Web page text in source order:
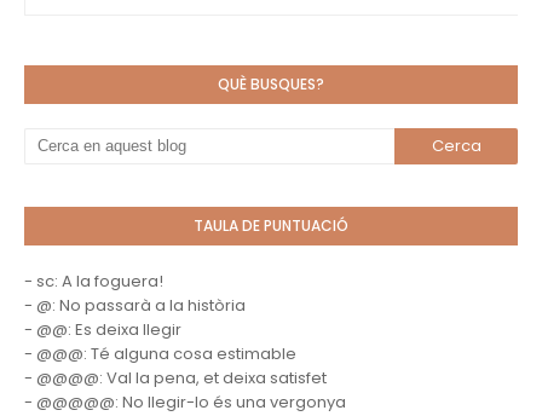
QUÈ BUSQUES?
TAULA DE PUNTUACIÓ
- sc: A la foguera!
- @: No passarà a la història
- @@: Es deixa llegir
- @@@: Té alguna cosa estimable
- @@@@: Val la pena, et deixa satisfet
- @@@@@: No llegir-lo és una vergonya